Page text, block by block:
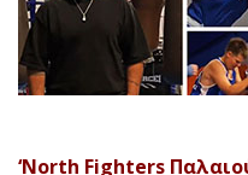
‘North Fighters